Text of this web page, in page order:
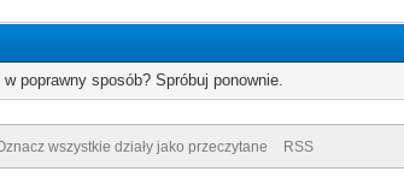
poprawny sposób? Spróbuj ponownie.
wszystkie działy jako przeczytane RSS